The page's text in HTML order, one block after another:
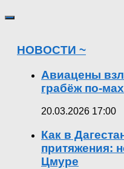
НОВОСТИ ~
Авиацены
грабёж по-
20.03.2026 17:00
Как в
притяжения:
Цмуре